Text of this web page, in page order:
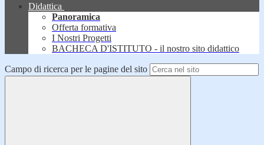
Didattica
Panoramica
Offerta formativa
I Nostri Progetti
BACHECA D'ISTITUTO - il nostro sito didattico
Campo di ricerca per le pagine del sito